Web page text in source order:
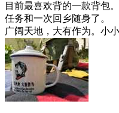
目前最喜欢背的一款背包
任务和一次回乡随身了。
广阔天地，大有作为。小